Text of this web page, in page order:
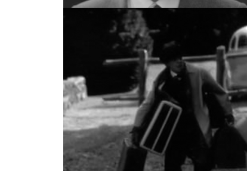
UN BAÚL LLENO DE MIEDO, ARCHIVO